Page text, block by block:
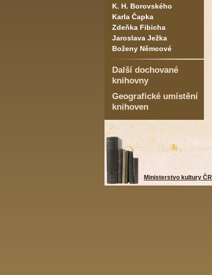
K. H. Borovského
Karla Čapka
Zdeňka Fibicha
Jaroslava Ježka
Boženy Němcové
Další dochované
knihovny
Geografické umístění
knihoven
Ministerstvo kultury ČR